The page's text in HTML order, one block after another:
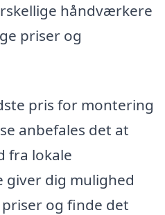
håndværkere
priser og
pris for montering
anbefales det at
fra lokale
dig mulighed
og finde det